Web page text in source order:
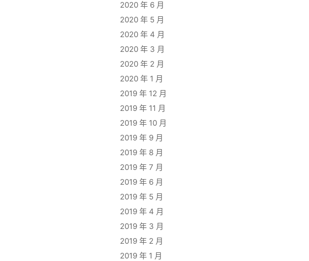
2020 年 6 月
2020 年 5 月
2020 年 4 月
2020 年 3 月
2020 年 2 月
2020 年 1 月
2019 年 12 月
2019 年 11 月
2019 年 10 月
2019 年 9 月
2019 年 8 月
2019 年 7 月
2019 年 6 月
2019 年 5 月
2019 年 4 月
2019 年 3 月
2019 年 2 月
2019 年 1 月